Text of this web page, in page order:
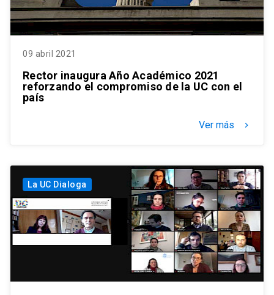
09 abril 2021
Rector inaugura Año Académico 2021
reforzando el compromiso de la UC con el
país
Ver más keyboard_arrow_right
La UC Dialoga